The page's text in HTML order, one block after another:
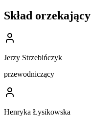
Skład orzekający
Jerzy Strzebińczyk
przewodniczący
Henryka Łysikowska